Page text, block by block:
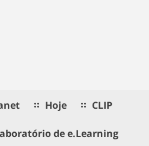
Hoje CLIP
de e.Learning